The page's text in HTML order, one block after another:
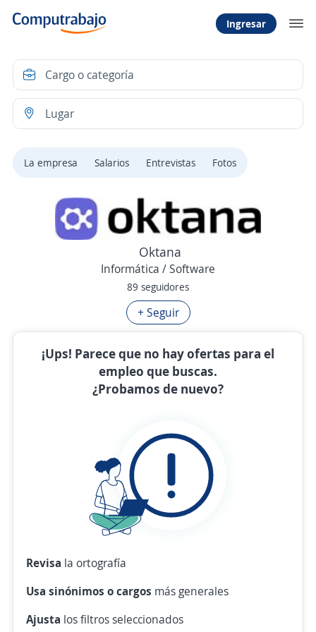
Ingresar
La empresa Salarios Entrevistas Fotos
Oktana
Informática / Software
89 seguidores
+ Seguir
¡Ups! Parece que no hay ofertas para el
empleo que buscas.
¿Probamos de nuevo?
Revisa la ortografía
Usa sinónimos o cargos más generales
Ajusta los filtros seleccionados